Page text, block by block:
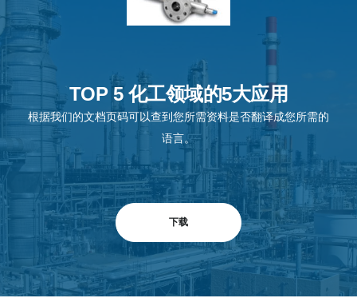
TOP 5 化工领域的5大应用
根据我们的文档页码可以查到您所需资料是否翻译成您所需的
语言。
下载